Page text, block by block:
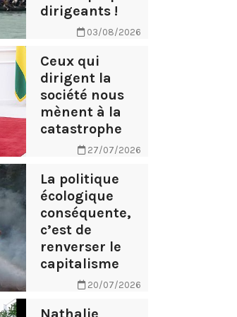
dirigeants !
03/08/2026
Ceux qui
dirigent la
société nous
mènent à la
catastrophe
27/07/2026
La politique
écologique
conséquente,
c’est de
renverser le
capitalisme
20/07/2026
Nathalie